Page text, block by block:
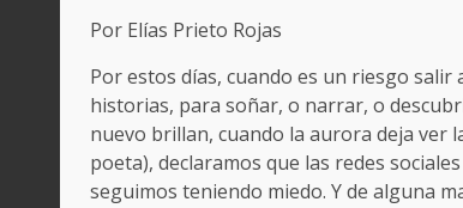
Por Elías Prieto Rojas
Por estos días, cuando es un riesgo
historias, para soñar, o narrar, o
nuevo brillan, cuando la aurora deja ver
poeta), declaramos que las redes
seguimos teniendo miedo. Y de alguna